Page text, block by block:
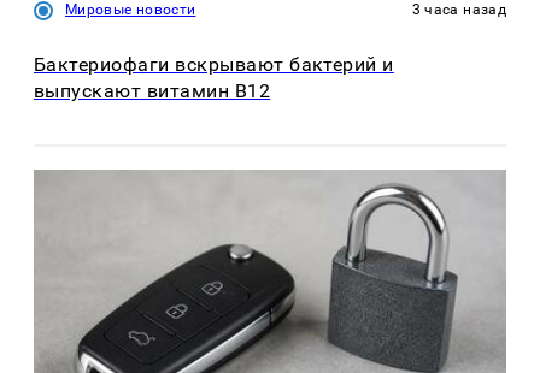
Мировые новости 3 часа назад
Бактериофаги вскрывают бактерий и
выпускают витамин B12